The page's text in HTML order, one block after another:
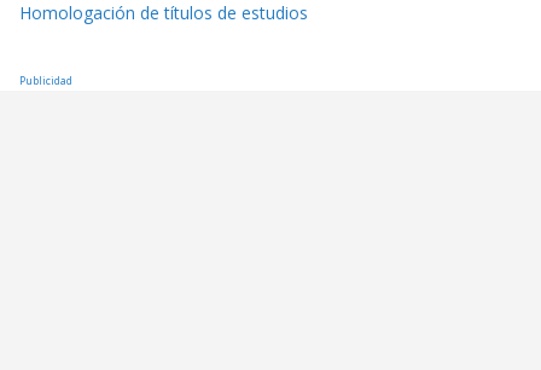
Homologación de títulos de estudios
Publicidad